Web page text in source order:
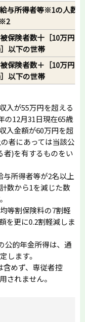
与所得者等※1の人数
保険者数十［10万円
以下の世帯
保険者数＋［10万円
以下の世帯
入が55万円を超える
の12月31日現在65歳
入金額が60万円を超
者にあっては当該公
者)を有するものをい
所得者等が2名以上
数から1を減じた数
等割保険料の7割軽
を更に0.2割軽減しま
公的年金所得は、通
します。
めず、専従者控
されません。